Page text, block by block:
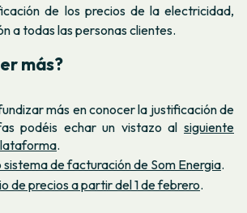
de los precios de la electricidad,
a todas las personas clientes.
más?
más en conocer la justificación de
podéis echar un vistazo al siguiente
.
sistema de facturación de Som Energia.
de precios a partir del 1 de febrero.